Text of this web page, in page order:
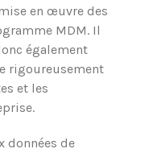
en œuvre des
MDM. Il
également
rigoureusement
et les
données de